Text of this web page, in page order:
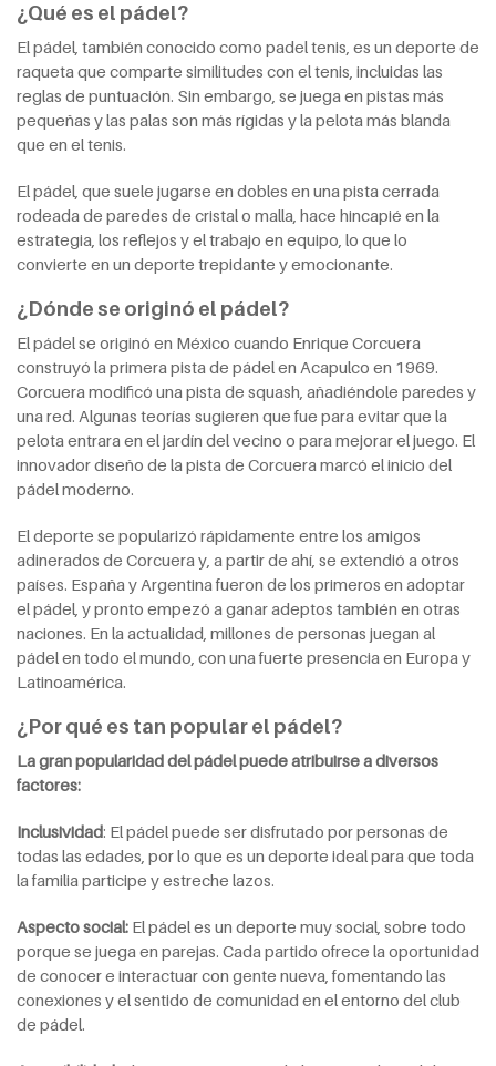
¿Qué es el pádel?
El pádel, también conocido como padel tenis, es un deporte de
raqueta que comparte similitudes con el tenis, incluidas las
reglas de puntuación. Sin embargo, se juega en pistas más
pequeñas y las palas son más rígidas y la pelota más blanda
que en el tenis.
El pádel, que suele jugarse en dobles en una pista cerrada
rodeada de paredes de cristal o malla, hace hincapié en la
estrategia, los reflejos y el trabajo en equipo, lo que lo
convierte en un deporte trepidante y emocionante.
¿Dónde se originó el pádel?
El pádel se originó en México cuando Enrique Corcuera
construyó la primera pista de pádel en Acapulco en 1969.
Corcuera modificó una pista de squash, añadiéndole paredes y
una red. Algunas teorías sugieren que fue para evitar que la
pelota entrara en el jardín del vecino o para mejorar el juego. El
innovador diseño de la pista de Corcuera marcó el inicio del
pádel moderno.
El deporte se popularizó rápidamente entre los amigos
adinerados de Corcuera y, a partir de ahí, se extendió a otros
países. España y Argentina fueron de los primeros en adoptar
el pádel, y pronto empezó a ganar adeptos también en otras
naciones. En la actualidad, millones de personas juegan al
pádel en todo el mundo, con una fuerte presencia en Europa y
Latinoamérica.
¿Por qué es tan popular el pádel?
La gran popularidad del pádel puede atribuirse a diversos
factores:
Inclusividad: El pádel puede ser disfrutado por personas de
todas las edades, por lo que es un deporte ideal para que toda
la familia participe y estreche lazos.
Aspecto social: El pádel es un deporte muy social, sobre todo
porque se juega en parejas. Cada partido ofrece la oportunidad
de conocer e interactuar con gente nueva, fomentando las
conexiones y el sentido de comunidad en el entorno del club
de pádel.